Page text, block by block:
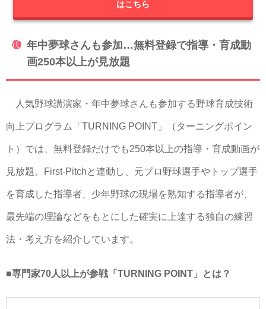
はこちら
年中夢球さんも参加…無料登録で指導・育成動
画250本以上が見放題
人気野球講演家・年中夢球さんも参加する野球育成技術
向上プログラム「TURNING POINT」（ターニングポイン
ト）では、無料登録だけでも250本以上の指導・育成動画が
見放題。First-Pitchと連動し、元プロ野球選手やトップ選手
を育成した指導者、少年野球の現場を熟知する指導者が、
最先端の理論などをもとにした確実に上達する独自の練習
法・考え方を紹介しています。
■専門家70人以上が参戦「TURNING POINT」とは？